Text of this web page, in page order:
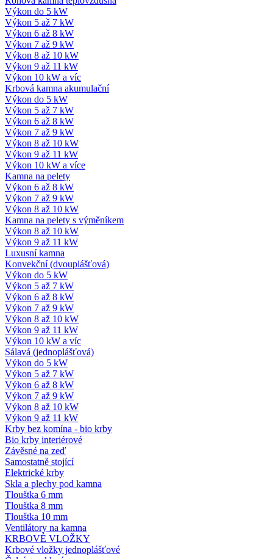
Výkon do 5 kW
Výkon 5 až 7 kW
Výkon 6 až 8 kW
Výkon 7 až 9 kW
Výkon 8 až 10 kW
Výkon 9 až 11 kW
Výkon 10 kW a víc
Krbová kamna akumulační
Výkon do 5 kW
Výkon 5 až 7 kW
Výkon 6 až 8 kW
Výkon 7 až 9 kW
Výkon 8 až 10 kW
Výkon 9 až 11 kW
Výkon 10 kW a více
Kamna na pelety
Výkon 6 až 8 kW
Výkon 7 až 9 kW
Výkon 8 až 10 kW
Kamna na pelety s výměníkem
Výkon 8 až 10 kW
Výkon 9 až 11 kW
Luxusní kamna
Konvekční (dvouplášťová)
Výkon do 5 kW
Výkon 5 až 7 kW
Výkon 6 až 8 kW
Výkon 7 až 9 kW
Výkon 8 až 10 kW
Výkon 9 až 11 kW
Výkon 10 kW a víc
Sálavá (jednoplášťová)
Výkon do 5 kW
Výkon 5 až 7 kW
Výkon 6 až 8 kW
Výkon 7 až 9 kW
Výkon 8 až 10 kW
Výkon 9 až 11 kW
Krby bez komína - bio krby
Bio krby interiérové
Závěsné na zeď
Samostatně stojící
Elektrické krby
Skla a plechy pod kamna
Tlouštka 6 mm
Tlouštka 8 mm
Tlouštka 10 mm
Ventilátory na kamna
KRBOVÉ VLOŽKY
Krbové vložky jednoplášťové